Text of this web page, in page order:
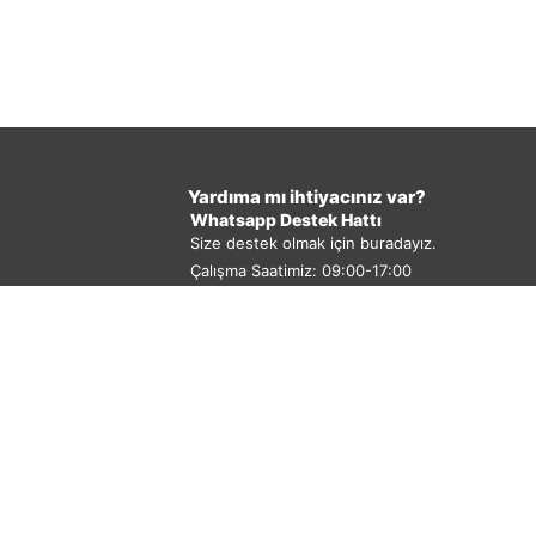
Yardıma mı ihtiyacınız var?
Whatsapp Destek Hattı
Size destek olmak için buradayız.
Çalışma Saatimiz: 09:00-17:00